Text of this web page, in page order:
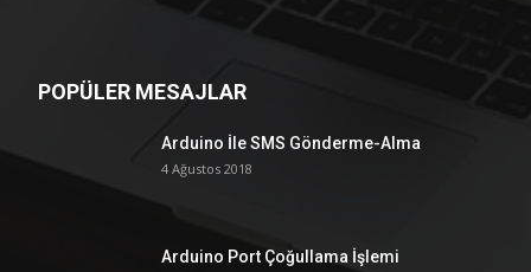
POPÜLER MESAJLAR
Arduino İle SMS Gönderme-Alma
4 Ağustos 2018
Arduino Port Çoğullama İşlemi